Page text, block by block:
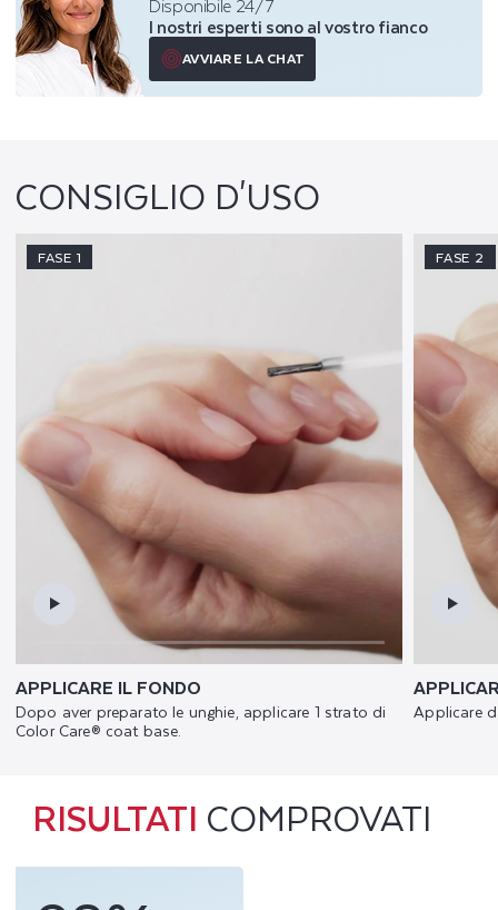
I nostri esperti sono al vostro fianco
AVVIARE LA CHAT
CONSIGLIO D'USO
FASE 1
APPLICARE IL FONDO
Dopo aver preparato le unghie, applicare 1 strato di
Color Care® coat base.
FASE 2
Applicare
RISULTATI COMPROVATI